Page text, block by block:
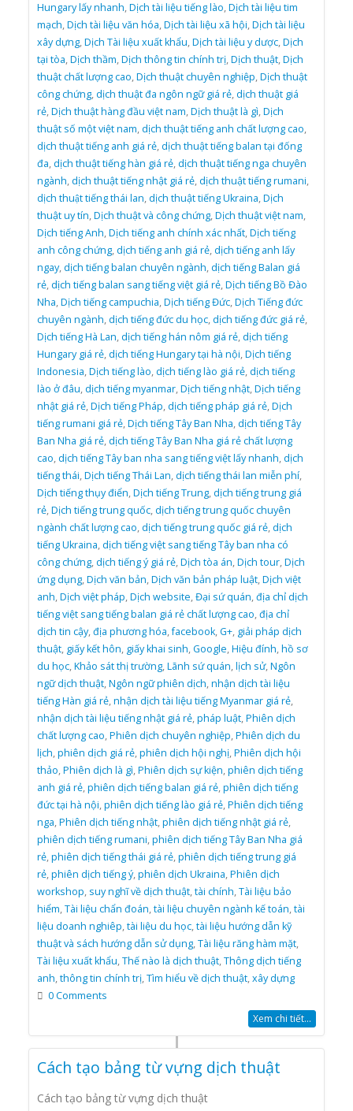
Hungary lấy nhanh,Dịch tài liệu tiếng lào,Dịch tài liệu tim
mạch,Dịch tài liệu văn hóa,Dịch tài liệu xã hội,Dịch tài liệu
xây dựng,Dịch Tài liệu xuất khẩu,Dịch tài liệu y dược,Dịch
tại tòa,Dịch thầm,Dịch thông tin chính trị,Dịch thuật,Dịch
thuật chất lượng cao,Dịch thuật chuyên nghiệp,Dịch thuật
công chứng,dịch thuật đa ngôn ngữ giá rẻ,dịch thuật giá
rẻ,Dịch thuật hàng đầu việt nam,Dịch thuật là gì,Dịch
thuật số một việt nam,dịch thuật tiếng anh chất lượng cao,
dịch thuật tiếng anh giá rẻ,dịch thuật tiếng balan tại đống
đa,dịch thuật tiếng hàn giá rẻ,dịch thuật tiếng nga chuyên
ngành,dịch thuật tiếng nhật giá rẻ,dịch thuật tiếng rumani,
dịch thuật tiếng thái lan,dịch thuật tiếng Ukraina,Dịch
thuật uy tín,Dịch thuật và công chứng,Dịch thuật việt nam,
Dịch tiếng Anh,Dịch tiếng anh chính xác nhất,Dịch tiếng
anh công chứng,dịch tiếng anh giá rẻ,dịch tiếng anh lấy
ngay,dịch tiếng balan chuyên ngành,dịch tiếng Balan giá
rẻ,dịch tiếng balan sang tiếng việt giá rẻ,Dịch tiếng Bồ Đào
Nha,Dịch tiếng campuchia,Dịch tiếng Đức,Dịch Tiếng đức
chuyên ngành,dịch tiếng đức du học,dịch tiếng đức giá rẻ,
Dịch tiếng Hà Lan,dịch tiếng hán nôm giá rẻ,dịch tiếng
Hungary giá rẻ,dịch tiếng Hungary tại hà nội,Dịch tiếng
Indonesia,Dịch tiếng lào,dịch tiếng lào giá rẻ,dịch tiếng
lào ở đâu,dịch tiếng myanmar,Dịch tiếng nhật,Dịch tiếng
nhật giá rẻ,Dịch tiếng Pháp,dịch tiếng pháp giá rẻ,Dịch
tiếng rumani giá rẻ,Dịch tiếng Tây Ban Nha,dịch tiếng Tây
Ban Nha giá rẻ,dịch tiếng Tây Ban Nha giá rẻ chất lượng
cao,dịch tiếng Tây ban nha sang tiếng việt lấy nhanh,dịch
tiếng thái,Dịch tiếng Thái Lan,dịch tiếng thái lan miễn phí,
Dịch tiếng thụy điển,Dịch tiếng Trung,dịch tiếng trung giá
rẻ,Dịch tiếng trung quốc,dịch tiếng trung quốc chuyên
ngành chất lượng cao,dịch tiếng trung quốc giá rẻ,dịch
tiếng Ukraina,dịch tiếng việt sang tiếng Tây ban nha có
công chứng,dịch tiếng ý giá rẻ,Dịch tòa án,Dịch tour,Dịch
ứng dụng,Dịch văn bản,Dịch văn bản pháp luật,Dịch việt
anh,Dịch việt pháp,Dịch website,Đại sứ quán,địa chỉ dịch
tiếng việt sang tiếng balan giá rẻ chất lượng cao,địa chỉ
dịch tin cậy,địa phương hóa,facebook,G+, giải pháp dịch
thuật, giấy kết hôn, giấy khai sinh,Google,Hiệu đính,hồ sơ
du học,Khảo sát thị trường,Lãnh sứ quán,lịch sử,Ngôn
ngữ dịch thuật,Ngôn ngữ phiên dịch,nhận dịch tài liệu
tiếng Hàn giá rẻ,nhận dịch tài liệu tiếng Myanmar giá rẻ,
nhận dịch tài liệu tiếng nhật giá rẻ,pháp luật,Phiên dịch
chất lượng cao,Phiên dịch chuyên nghiệp,Phiên dịch du
lịch,phiên dịch giá rẻ,phiên dịch hội nghị,Phiên dịch hội
thảo,Phiên dịch là gì,Phiên dịch sự kiện,phiên dịch tiếng
anh giá rẻ,phiên dịch tiếng balan giá rẻ,phiên dịch tiếng
đức tại hà nội,phiên dịch tiếng lào giá rẻ,Phiên dịch tiếng
nga,Phiên dịch tiếng nhật,phiên dịch tiếng nhật giá rẻ,
phiên dịch tiếng rumani,phiên dịch tiếng Tây Ban Nha giá
rẻ,phiên dịch tiếng thái giá rẻ,phiên dịch tiếng trung giá
rẻ,phiên dịch tiếng ý,phiên dịch Ukraina,Phiên dịch
workshop, suy nghĩ về dịch thuật,tài chính,Tài liệu bảo
hiểm,Tài liệu chẩn đoán,tài liệu chuyên ngành kế toán,tài
liệu doanh nghiêp,tài liệu du học,tài liệu hướng dẫn kỹ
thuật và sách hướng dẫn sử dụng,Tài liệu răng hàm mặt,
Tài liệu xuất khẩu,Thế nào là dịch thuật,Thông dịch tiếng
anh,thông tin chính trị,Tìm hiểu về dịch thuật,xây dựng
0 Comments
Xem chi tiết...
Cách tạo bảng từ vựng dịch thuật
Cách tạo bảng từ vựng dịch thuật